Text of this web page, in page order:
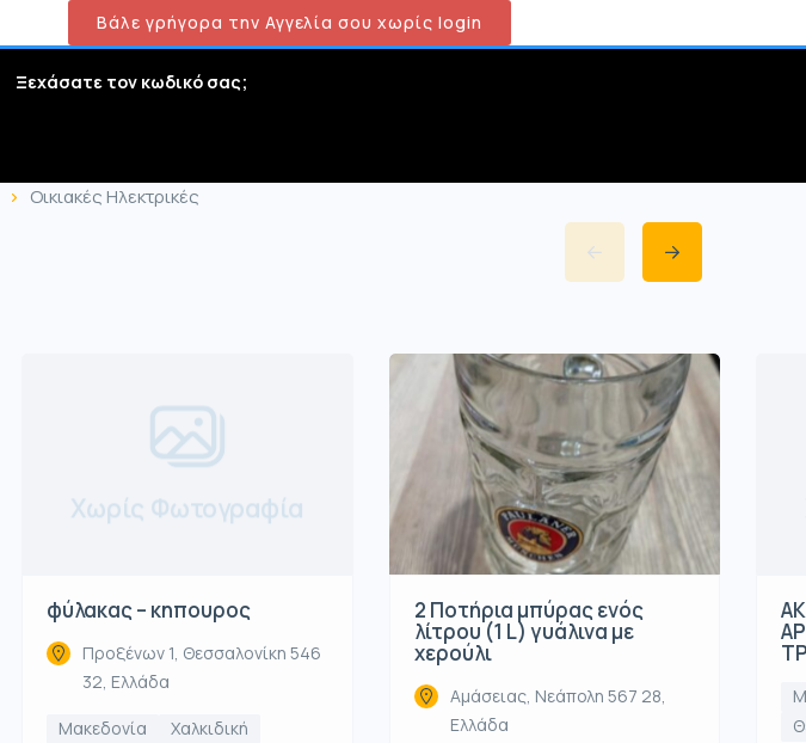
Βάλε γρήγορα την Αγγελία σου χωρίς login
Ξεχάσατε τον κωδικό σας;
Οικιακές Ηλεκτρικές
Χωρίς Φωτογραφία
φύλακας – κηπουρος
Προξένων 1, Θεσσαλονίκη 546
32, Ελλάδα
Μακεδονία Χαλκιδική
2 Ποτήρια μπύρας ενός
λίτρου (1 L) γυάλινα με
χερούλι
Αμάσειας, Νεάπολη 567 28,
Ελλάδα